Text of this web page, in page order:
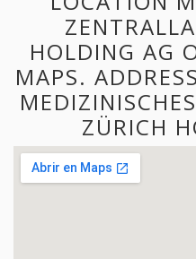
HOLDING AG
MAPS.
ZÜRICH